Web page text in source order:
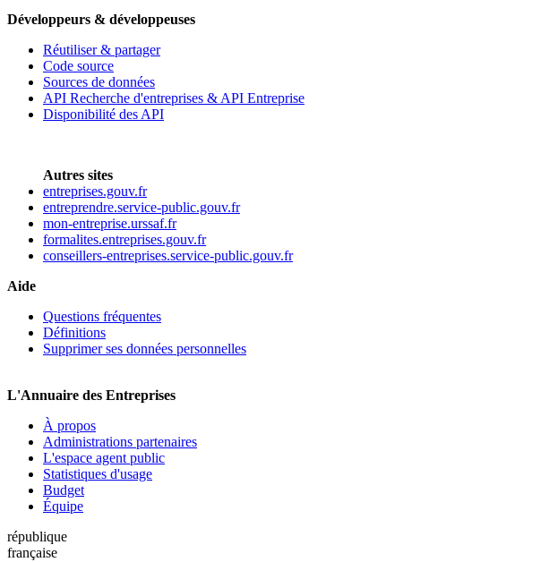
Développeurs & développeuses
Réutiliser & partager
Code source
Sources de données
API Recherche d'entreprises & API Entreprise
Disponibilité des API
Autres sites
entreprises.gouv.fr
entreprendre.service-public.gouv.fr
mon-entreprise.urssaf.fr
formalites.entreprises.gouv.fr
conseillers-entreprises.service-public.gouv.fr
Aide
Questions fréquentes
Définitions
Supprimer ses données personnelles
L'Annuaire des Entreprises
À propos
Administrations partenaires
L'espace agent public
Statistiques d'usage
Budget
Équipe
république
française